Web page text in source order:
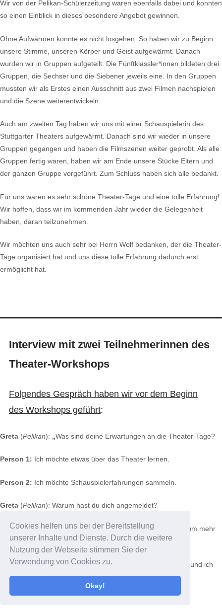
Cookies helfen uns bei der Bereitstellung
unserer Inhalte und Dienste. Durch die weitere
Nutzung der Webseite stimmen Sie der
Verwendung von Cookies zu.
Okay!
Wir von der Pelikan-Schülerzeitung waren ebenfalls dabei und konnten
so einen Einblick in dieses besondere Angebot gewinnen.
Ohne Aufwärmen konnte es nicht losgehen. So haben wir zu Beginn
unsere Stimme, unseren Körper und Geist aufgewärmt. Danach
wurden wir in Gruppen aufgeteilt. Die Fünftklässler*innen bildeten drei
Gruppen, die Sechser und die Siebener jeweils eine. In den Gruppen
mussten wir als Erstes einen Ausschnitt aus zwei Filmen nachspielen
und die Szene weiterentwickeln.
Auch am zweiten Tag haben wir uns mit einer Schauspielerin des
Stuttgarter Theaters aufgewärmt. Danach sind wir wieder in unsere
Gruppen gegangen und haben die Filmszenen weiter geprobt. Als alle
Gruppen fertig waren, haben wir am Ende unsere Stücke Eltern und
der ganzen Gruppe vorgeführt. Zum Schluss haben sich alle bedankt.
Für uns waren es sehr schöne Theater-Tage und eine tolle Erfahrung!
Wir hoffen, dass wir im kommenden Jahr wieder die Gelegenheit
haben, daran teilzunehmen.
Wir möchten uns auch sehr bei Herrn Wolf bedanken, der die Theater-
Tage organisiert hat und uns diese tolle Erfahrung dadurch erst
ermöglicht hat.
Interview mit zwei Teilnehmerinnen des
Theater-Workshops
Folgendes Gespräch haben wir vor dem Beginn
des Workshops geführt:
Greta (Pelikan): „Was sind deine Erwartungen an die Theater-Tage?
Person 1: Ich möchte etwas über das Theater lernen.
Person 2: Ich möchte Schauspielerfahrungen sammeln.
Greta (Pelikan): Warum hast du dich angemeldet?
Person 1:Um etwas mit meinen Freunden zu machen und um mehr
über das Theater zu erfahren.
Person 2:Mir macht Theater spielen einfach sehr viel Spaß und ich
finde es toll, Leute näher kennenzulernen durch das Theater.